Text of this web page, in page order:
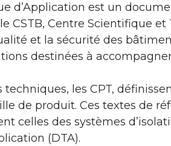
d’Application est un
CSTB, Centre Scientifique
et la sécurité des
destinées à
techniques, les CPT,
de produit. Ces textes de
celles des systèmes
(DTA).